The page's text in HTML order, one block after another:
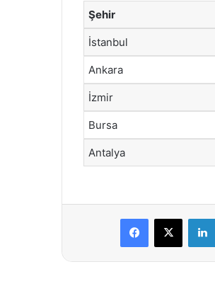
Şehir
İstanbul
Ankara
İzmir
Bursa
Antalya
Facebook
X